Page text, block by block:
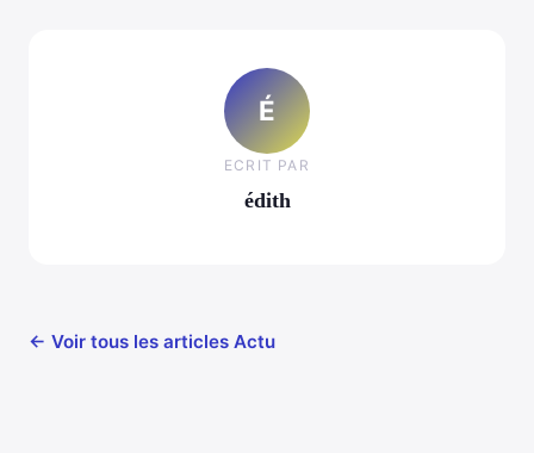
É
ECRIT PAR
édith
← Voir tous les articles Actu